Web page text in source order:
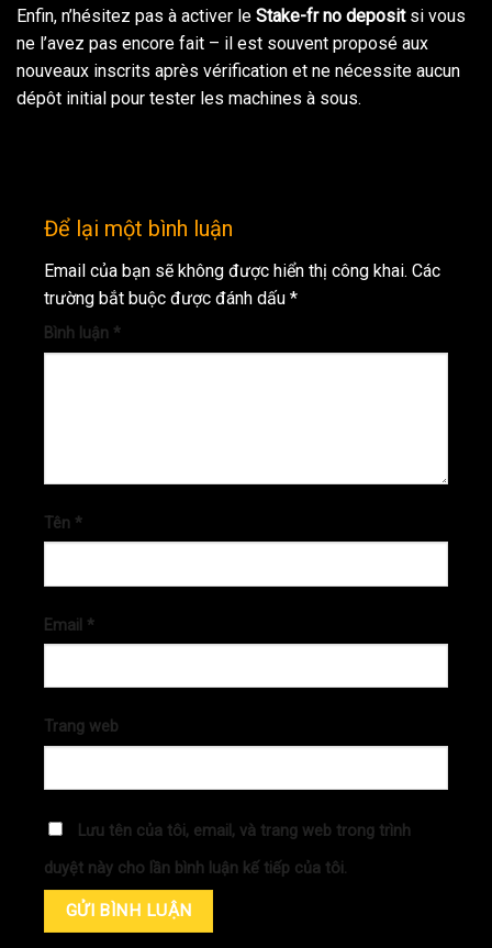
Enfin, n’hésitez pas à activer le Stake-fr no depositsi vous
ne l’avez pas encore fait – il est souvent proposé aux
nouveaux inscrits après vérification et ne nécessite aucun
dépôt initial pour tester les machines à sous.
Để lại một bình luận
Email của bạn sẽ không được hiển thị công khai. Các
trường bắt buộc được đánh dấu *
Bình luận *
Tên *
Email *
Trang web
Lưu tên của tôi, email, và trang web trong trình
duyệt này cho lần bình luận kế tiếp của tôi.